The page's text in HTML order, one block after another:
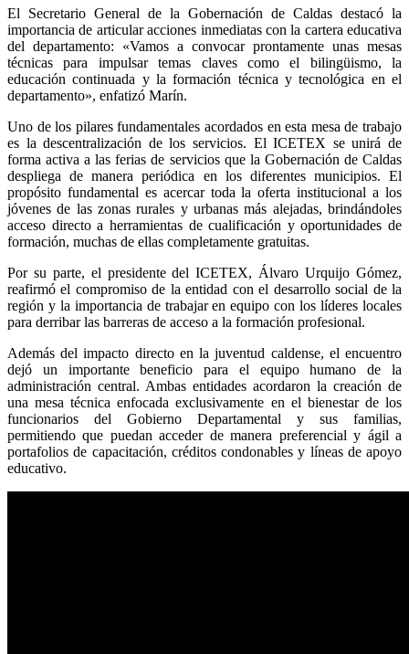
El Secretario General de la Gobernación de Caldas destacó la
importancia de articular acciones inmediatas con la cartera educativa
del departamento: «Vamos a convocar prontamente unas mesas
técnicas para impulsar temas claves como el bilingüismo, la
educación continuada y la formación técnica y tecnológica en el
departamento», enfatizó Marín.
Uno de los pilares fundamentales acordados en esta mesa de trabajo
es la descentralización de los servicios. El ICETEX se unirá de
forma activa a las ferias de servicios que la Gobernación de Caldas
despliega de manera periódica en los diferentes municipios. El
propósito fundamental es acercar toda la oferta institucional a los
jóvenes de las zonas rurales y urbanas más alejadas, brindándoles
acceso directo a herramientas de cualificación y oportunidades de
formación, muchas de ellas completamente gratuitas.
Por su parte, el presidente del ICETEX, Álvaro Urquijo Gómez,
reafirmó el compromiso de la entidad con el desarrollo social de la
región y la importancia de trabajar en equipo con los líderes locales
para derribar las barreras de acceso a la formación profesional.
Además del impacto directo en la juventud caldense, el encuentro
dejó un importante beneficio para el equipo humano de la
administración central. Ambas entidades acordaron la creación de
una mesa técnica enfocada exclusivamente en el bienestar de los
funcionarios del Gobierno Departamental y sus familias,
permitiendo que puedan acceder de manera preferencial y ágil a
portafolios de capacitación, créditos condonables y líneas de apoyo
educativo.